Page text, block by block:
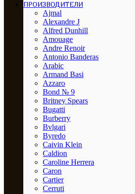
ПРОИЗВОДИТЕЛИ
Ajmal
Alexandre J
Alfred Dunhill
Amouage
Andre Renoir
Antonio Banderas
Arabic
Armand Basi
Azzaro
Bond № 9
Britney Spears
Bugatti
Burberry
Bvlgari
Byredo
Caivin Klein
Caldion
Caroline Herrera
Caron
Cartier
Cerruti